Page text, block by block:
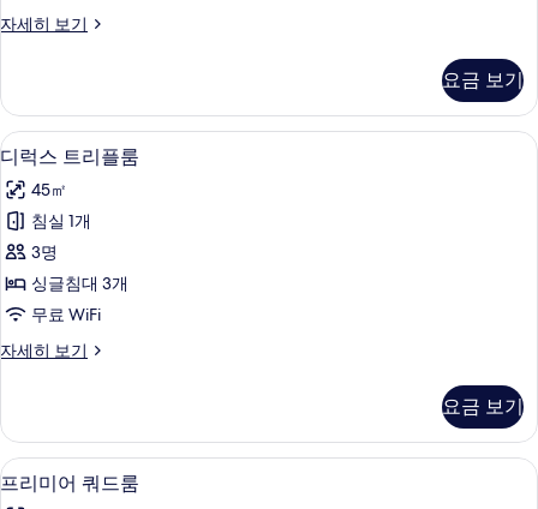
사
모
두
보
기
자세히 보기
프
트
윈
룸
자
세
히
보
기
요금 보기
디
럭
스
트
리
플
사
모
두
보
고급 침구, 객실 내 금고, 책상, 암막 커튼
5
디럭스 트리플룸
45㎡
침실 1개
3명
싱글침대 3개
무료 WiFi
자세히 보기
디
리
플
룸
요금 보기
프
리
고급 침구, 객실 내 금고, 책상, 암막 커튼
4
프리미어 쿼드룸